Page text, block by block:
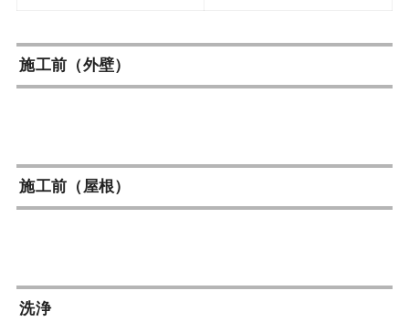
施工前（外壁）
施工前（屋根）
洗浄